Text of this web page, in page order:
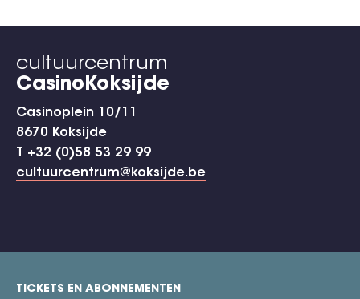
cultuurcentrum
CasinoKoksijde
Casinoplein 10/11
8670 Koksijde
T +32 (0)58 53 29 99
cultuurcentrum@koksijde.be
TICKETS EN ABONNEMENTEN